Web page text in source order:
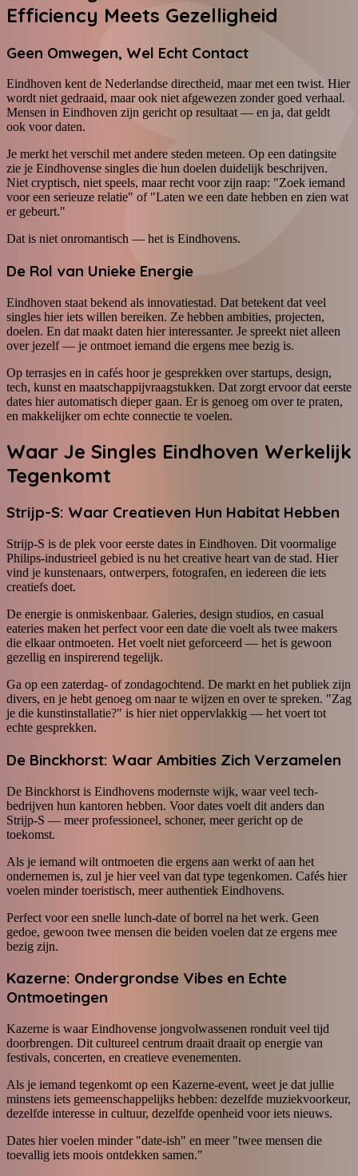
Efficiency Meets Gezelligheid
Geen Omwegen, Wel Echt Contact
Eindhoven kent de Nederlandse directheid, maar met een twist. Hier
wordt niet gedraaid, maar ook niet afgewezen zonder goed verhaal.
Mensen in Eindhoven zijn gericht op resultaat — en ja, dat geldt
ook voor daten.
Je merkt het verschil met andere steden meteen. Op een datingsite
zie je Eindhovense singles die hun doelen duidelijk beschrijven.
Niet cryptisch, niet speels, maar recht voor zijn raap: "Zoek iemand
voor een serieuze relatie" of "Laten we een date hebben en zien wat
er gebeurt."
Dat is niet onromantisch — het is Eindhovens.
De Rol van Unieke Energie
Eindhoven staat bekend als innovatiestad. Dat betekent dat veel
singles hier iets willen bereiken. Ze hebben ambities, projecten,
doelen. En dat maakt daten hier interessanter. Je spreekt niet alleen
over jezelf — je ontmoet iemand die ergens mee bezig is.
Op terrasjes en in cafés hoor je gesprekken over startups, design,
tech, kunst en maatschappijvraagstukken. Dat zorgt ervoor dat eerste
dates hier automatisch dieper gaan. Er is genoeg om over te praten,
en makkelijker om echte connectie te voelen.
Waar Je Singles Eindhoven Werkelijk
Tegenkomt
Strijp-S: Waar Creatieven Hun Habitat Hebben
Strijp-S is de plek voor eerste dates in Eindhoven. Dit voormalige
Philips-industrieel gebied is nu het creative heart van de stad. Hier
vind je kunstenaars, ontwerpers, fotografen, en iedereen die iets
creatiefs doet.
De energie is onmiskenbaar. Galeries, design studios, en casual
eateries maken het perfect voor een date die voelt als twee makers
die elkaar ontmoeten. Het voelt niet geforceerd — het is gewoon
gezellig en inspirerend tegelijk.
Ga op een zaterdag- of zondagochtend. De markt en het publiek zijn
divers, en je hebt genoeg om naar te wijzen en over te spreken. "Zag
je die kunstinstallatie?" is hier niet oppervlakkig — het voert tot
echte gesprekken.
De Binckhorst: Waar Ambities Zich Verzamelen
De Binckhorst is Eindhovens modernste wijk, waar veel tech-
bedrijven hun kantoren hebben. Voor dates voelt dit anders dan
Strijp-S — meer professioneel, schoner, meer gericht op de
toekomst.
Als je iemand wilt ontmoeten die ergens aan werkt of aan het
ondernemen is, zul je hier veel van dat type tegenkomen. Cafés hier
voelen minder toeristisch, meer authentiek Eindhovens.
Perfect voor een snelle lunch-date of borrel na het werk. Geen
gedoe, gewoon twee mensen die beiden voelen dat ze ergens mee
bezig zijn.
Kazerne: Ondergrondse Vibes en Echte
Ontmoetingen
Kazerne is waar Eindhovense jongvolwassenen ronduit veel tijd
doorbrengen. Dit cultureel centrum draait draait op energie van
festivals, concerten, en creatieve evenementen.
Als je iemand tegenkomt op een Kazerne-event, weet je dat jullie
minstens iets gemeenschappelijks hebben: dezelfde muziekvoorkeur,
dezelfde interesse in cultuur, dezelfde openheid voor iets nieuws.
Dates hier voelen minder "date-ish" en meer "twee mensen die
toevallig iets moois ontdekken samen."